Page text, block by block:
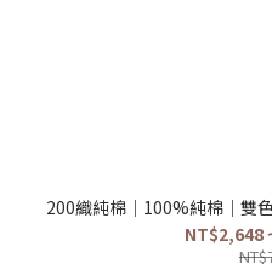
200織純棉｜100%純棉｜雙
NT$2,648